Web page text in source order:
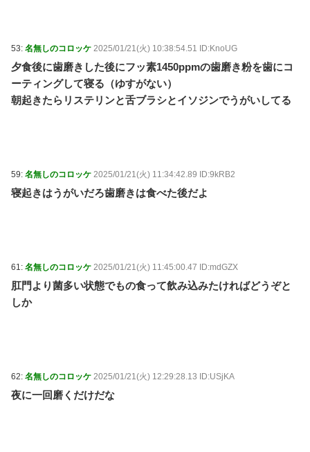
53: 名無しのコロッケ 2025/01/21(火) 10:38:54.51 ID:KnoUG
夕食後に歯磨きした後にフッ素1450ppmの歯磨き粉を歯にコ
ーティングして寝る（ゆすがない）
朝起きたらリステリンと舌ブラシとイソジンでうがいしてる
59: 名無しのコロッケ 2025/01/21(火) 11:34:42.89 ID:9kRB2
寝起きはうがいだろ歯磨きは食べた後だよ
61: 名無しのコロッケ 2025/01/21(火) 11:45:00.47 ID:mdGZX
肛門より菌多い状態でもの食って飲み込みたければどうぞと
しか
62: 名無しのコロッケ 2025/01/21(火) 12:29:28.13 ID:USjKA
夜に一回磨くだけだな